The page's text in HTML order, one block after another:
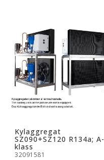
Kylaggregat
SZ090+SZ120 R134a; A-
klass
32091581